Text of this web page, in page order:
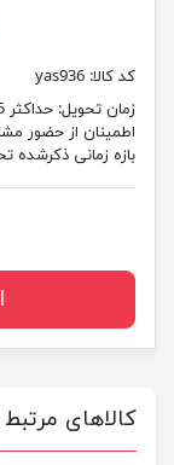
کد کالا: yas936
زمان تحویل:
اطمینان از حضور
بازه زمانی
کالاهای مرتبط